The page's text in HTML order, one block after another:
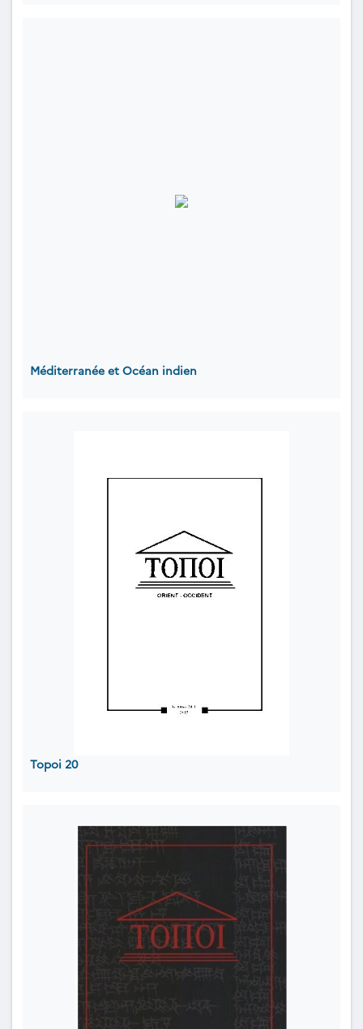
Méditerranée et Océan indien
Topoi 20